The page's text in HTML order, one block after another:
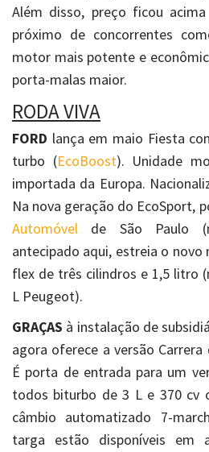
Além disso, preço ficou
próximo de concorrentes
motor mais potente e
porta-malas maior.
RODA VIVA
FORD lança em maio Fiesta
turbo (EcoBoost). Unidade
importada da Europa.
Na nova geração do EcoSport,
Automóvel de São Paulo
antecipado aqui, estreia o
flex de três cilindros e 1,5 litro
L Peugeot).
GRAÇAS à instalação de
agora oferece a versão Carrera
É porta de entrada para um
todos biturbo de 3 L e 370 cv
câmbio automatizado 7-
targa estão disponíveis em